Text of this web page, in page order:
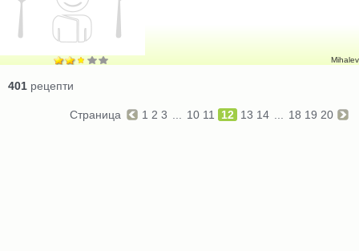
Mihalev
401 рецепти
Страница 1 2 3 10 11 12 13 14 18 19 20